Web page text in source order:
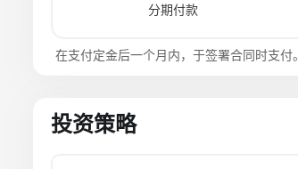
分期付款
在支付定金后一个月内，于签署合同时支付。
投资策略